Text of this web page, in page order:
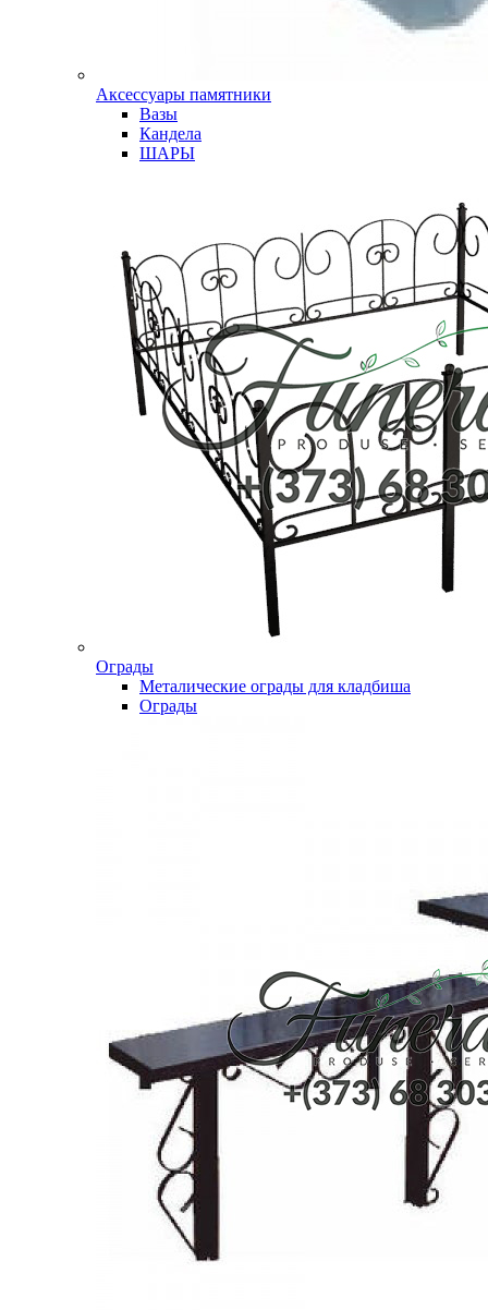
Аксессуары памятники
Вазы
Кандела
ШАРЫ
Ограды
Металические ограды для кладбиша
Ограды